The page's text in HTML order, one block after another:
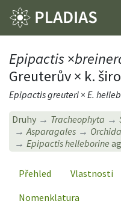
Epipactis ×
Greuterův × k.
Epipactis greuteri × E.
Druhy Tracheophyta
Asparagales
Epipactis helleborine
Přehled Vlastnosti
Nomenklatura